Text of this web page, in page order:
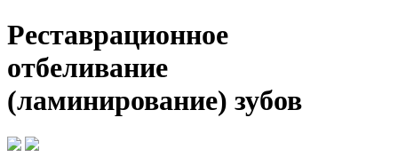
Реставрационное
отбеливание
(ламинирование) зубов